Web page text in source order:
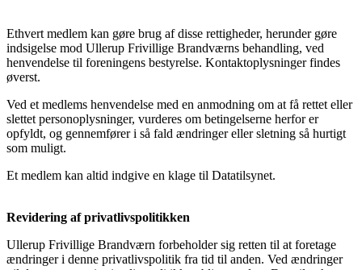
Ethvert medlem kan gøre brug af disse rettigheder, herunder gøre
indsigelse mod Ullerup Frivillige Brandværns behandling, ved
henvendelse til foreningens bestyrelse. Kontaktoplysninger findes
øverst.
Ved et medlems henvendelse med en anmodning om at få rettet eller
slettet personoplysninger, vurderes om betingelserne herfor er
opfyldt, og gennemfører i så fald ændringer eller sletning så hurtigt
som muligt.
Et medlem kan altid indgive en klage til Datatilsynet.
Revidering af privatlivspolitikken
Ullerup Frivillige Brandværn forbeholder sig retten til at foretage
ændringer i denne privatlivspolitik fra tid til anden. Ved ændringer